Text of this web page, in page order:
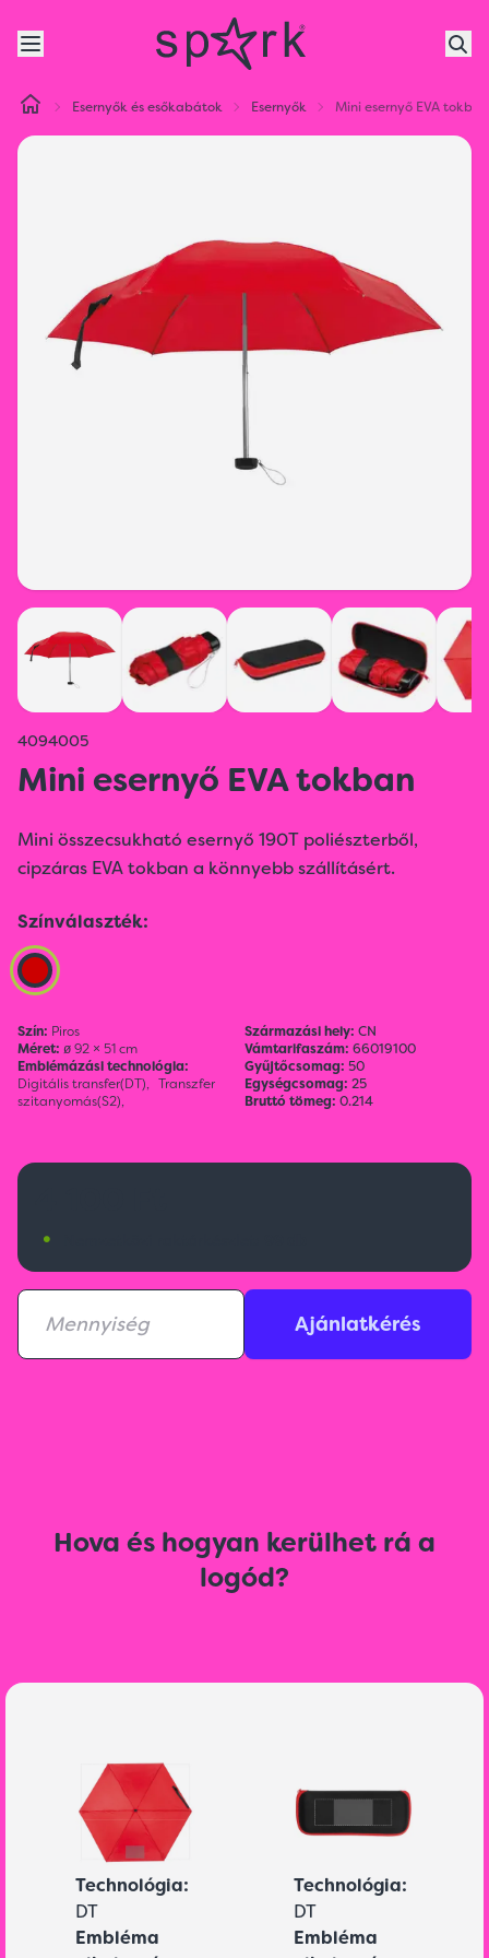
Esernyők és esőkabátok Esernyők Mini esernyő EVA tokban
4094005
Mini esernyő EVA tokban
Mini összecsukható esernyő 190T poliészterből,
cipzáras EVA tokban a könnyebb szállításért.
Színválaszték:
Szín: Piros
Méret: ø 92 × 51 cm
Emblémázási technológia:
Digitális transfer(DT), Transzfer
szitanyomás(S2),
Származási hely: CN
Vámtarifaszám: 66019100
Gyűjtőcsomag: 50
Egységcsomag: 25
Bruttó tömeg: 0.214
•
Ajánlatkérés
Hova és hogyan kerülhet rá a
logód?
Technológia:
DT
Embléma
Technológia:
DT
Embléma